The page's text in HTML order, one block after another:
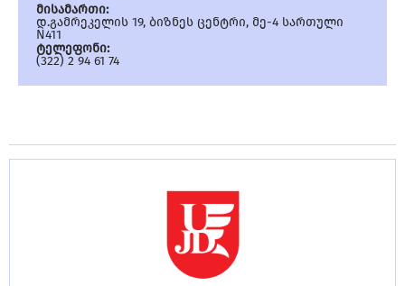
მისამართი:
დ.გამრეკელის 19, ბიზნეს ცენტრი, მე-4 სართული
N411
ტელეფონი:
(322) 2 94 61 74